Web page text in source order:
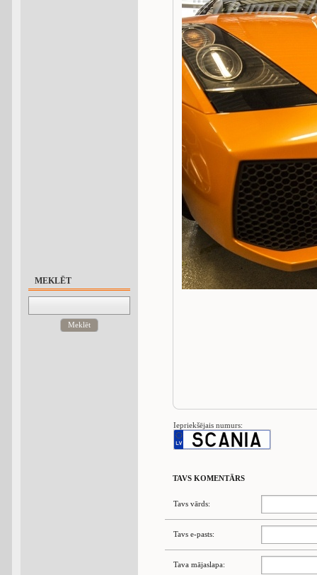
MEKLĒT
Meklēt
Iepriekšējais numurs:
TAVS KOMENTĀRS
Tavs vārds:
Tavs e-pasts:
Tava mājaslapa: